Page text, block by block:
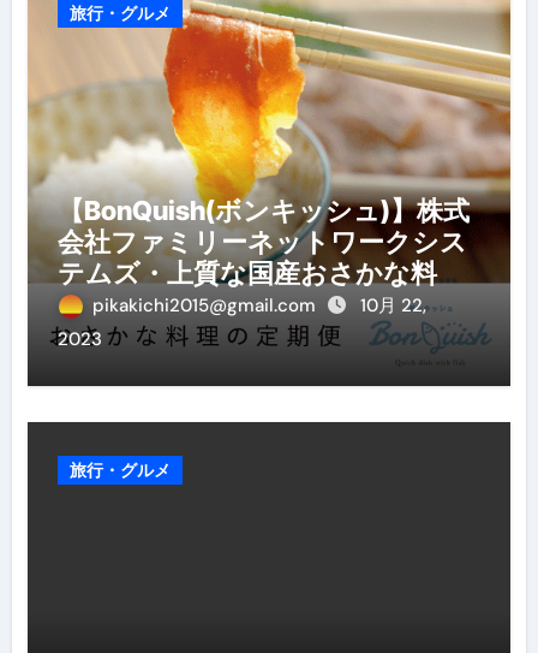
旅行・グルメ
【BonQuish(ボンキッシュ)】株式
会社ファミリーネットワークシス
テムズ・上質な国産おさかな料理
の定期便
pikakichi2015@gmail.com
10月 22,
2023
旅行・グルメ